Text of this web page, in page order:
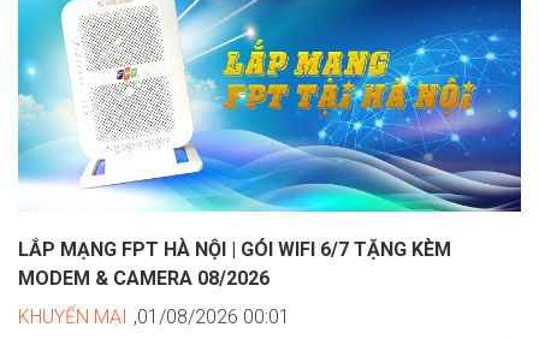
LẮP MẠNG FPT HÀ NỘI | GÓI WIFI 6/7 TẶNG KÈM
MODEM & CAMERA 08/2026
KHUYẾN MẠI ,01/08/2026 00:01